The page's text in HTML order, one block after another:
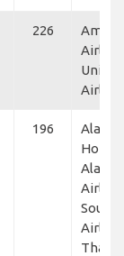
226
United
196
Alaska
Alaska